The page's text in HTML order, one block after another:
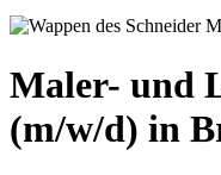
Maler- und
(m/w/d) in